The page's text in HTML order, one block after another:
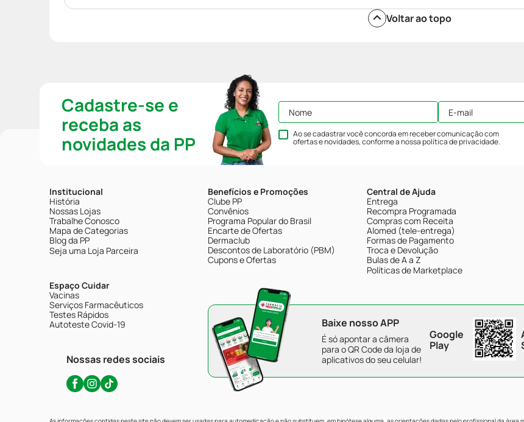
Voltar ao topo
Cadastre-se e
receba as
novidades da PP
Ao se cadastrar você concorda em receber comunicação com
ofertas e novidades, conforme a nossapolítica de privacidade.
Institucional
História
Nossas Lojas
Trabalhe Conosco
Mapa de Categorias
Blog da PP
Seja uma Loja Parceira
Espaço Cuidar
Vacinas
Serviços Farmacêuticos
Testes Rápidos
Autoteste Covid-19
Nossas redes sociais
Benefícios e Promoções
Clube PP
Convênios
Programa Popular do Brasil
Encarte de Ofertas
Dermaclub
Descontos de Laboratório (PBM)
Cupons e Ofertas
Central de Ajuda
Entrega
Recompra Programada
Compras com Receita
Alomed (tele-entrega)
Formas de Pagamento
Troca e Devolução
Bulas de A a Z
Políticas de Marketplace
Baixe nosso APP
É só apontar a câmera
para o QR Code da loja de
aplicativos do seu celular!
Google
Play